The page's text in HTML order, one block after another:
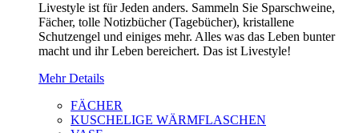
Livestyle ist für Jeden anders. Sammeln Sie Sparschweine,
Fächer, tolle Notizbücher (Tagebücher), kristallene
Schutzengel und einiges mehr. Alles was das Leben bunter
macht und ihr Leben bereichert. Das ist Livestyle!
Mehr Details
FÄCHER
KUSCHELIGE WÄRMFLASCHEN